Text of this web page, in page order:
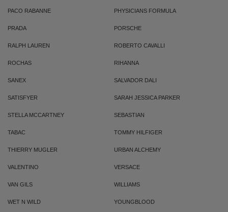
PACO RABANNE PHYSICIANS FORMULA
PRADA PORSCHE
RALPH LAUREN ROBERTO CAVALLI
ROCHAS RIHANNA
SANEX SALVADOR DALI
SATISFYER SARAH JESSICA PARKER
STELLA MCCARTNEY SEBASTIAN
TABAC TOMMY HILFIGER
THIERRY MUGLER URBAN ALCHEMY
VALENTINO VERSACE
VAN GILS WILLIAMS
WET N WILD YOUNGBLOOD